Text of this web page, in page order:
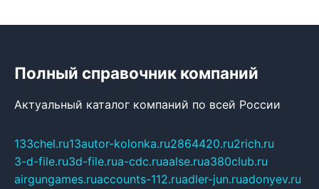
Полный справочник компаний
Актуальный каталог компаний по всей России
133chel.ru13autor-kolonka.ru2864420.ru2rich.ru
3-d-file.ru3d-file.rua-cdc.ruaalse.rua380club.ru
airgungames.ruaccounts-112.ruadler-jun.ruadonyev.ru